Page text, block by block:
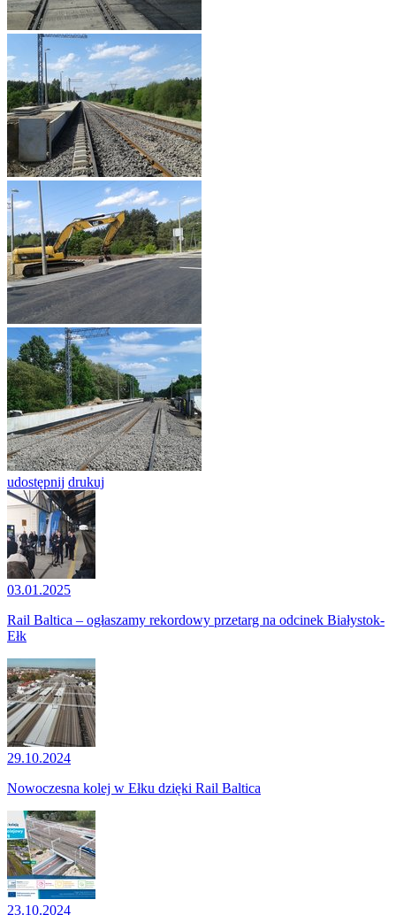
udostępnij drukuj
03.01.2025
Rail Baltica – ogłaszamy rekordowy przetarg na odcinek Białystok-
Ełk
29.10.2024
Nowoczesna kolej w Ełku dzięki Rail Baltica
23.10.2024